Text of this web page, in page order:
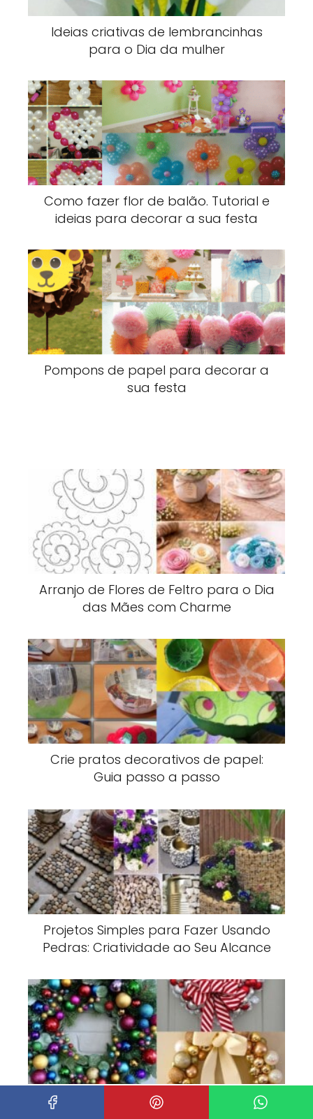
Ideias criativas de lembrancinhas
para o Dia da mulher
Como fazer flor de balão. Tutorial e
ideias para decorar a sua festa
Pompons de papel para decorar a
sua festa
Arranjo de Flores de Feltro para o Dia
das Mães com Charme
Crie pratos decorativos de papel:
Guia passo a passo
Projetos Simples para Fazer Usando
Pedras: Criatividade ao Seu Alcance
Guirlanda com Bolas de Natal para